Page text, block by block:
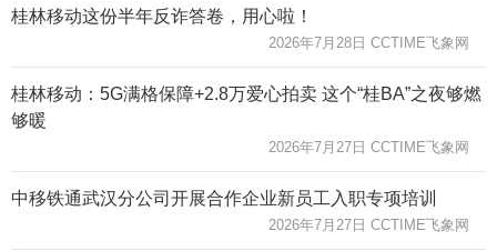
桂林移动这份半年反诈答卷，用心啦！
2026年7月28日 CCTIME飞象网
桂林移动：5G满格保障+2.8万爱心拍卖 这个“桂BA”之夜够燃
够暖
2026年7月27日 CCTIME飞象网
中移铁通武汉分公司开展合作企业新员工入职专项培训
2026年7月27日 CCTIME飞象网